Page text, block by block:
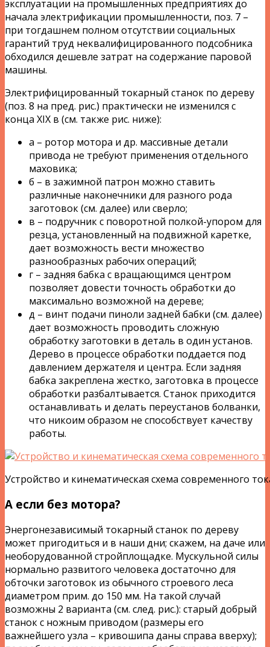
эксплуатации на промышленных предприятиях до
начала электрификации промышленности, поз. 7 –
при тогдашнем полном отсутствии социальных
гарантий труд неквалифицированного подсобника
обходился дешевле затрат на содержание паровой
машины.
Электрифицированный токарный станок по дереву
(поз. 8 на пред. рис.) практически не изменился с
конца XIX в (см. также рис. ниже):
а – ротор мотора и др. массивные детали
привода не требуют применения отдельного
маховика;
б – в зажимной патрон можно ставить
различные наконечники для разного рода
заготовок (см. далее) или сверло;
в – подручник с поворотной полкой-упором для
резца, установленный на подвижной каретке,
дает возможность вести множество
разнообразных рабочих операций;
г – задняя бабка с вращающимся центром
позволяет довести точность обработки до
максимально возможной на дереве;
д – винт подачи пиноли задней бабки (см. далее)
дает возможность проводить сложную
обработку заготовки в деталь в один установ.
Дерево в процессе обработки поддается под
давлением держателя и центра. Если задняя
бабка закреплена жестко, заготовка в процессе
обработки разбалтывается. Станок приходится
останавливать и делать переустанов болванки,
что никоим образом не способствует качеству
работы.
Устройство и кинематическая схема современного
А если без мотора?
Энергонезависимый токарный станок по дереву
может пригодиться и в наши дни; скажем, на даче или
необорудованной стройплощадке. Мускульной силы
нормально развитого человека достаточно для
обточки заготовок из обычного строевого леса
диаметром прим. до 150 мм. На такой случай
возможны 2 варианта (см. след. рис.): старый добрый
станок с ножным приводом (размеры его
важнейшего узла – кривошипа даны справа вверху);